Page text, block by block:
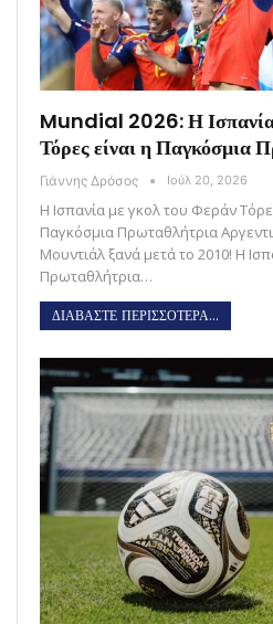
Mundial 2026: Η Ισπανία
Τόρες είναι η Παγκόσμια
Γιάννης Δρόσος Ιούλ 20, 2026
Η Ισπανία με γκολ του Φεράν
Παγκόσμια Πρωταθλήτρια
Μουντιάλ ξανά μετά το 2010! Η
Πρωταθλήτρια…
ΔΙΑΒΑΣΤΕ ΠΕΡΙΣΣΟΤΕΡΑ...